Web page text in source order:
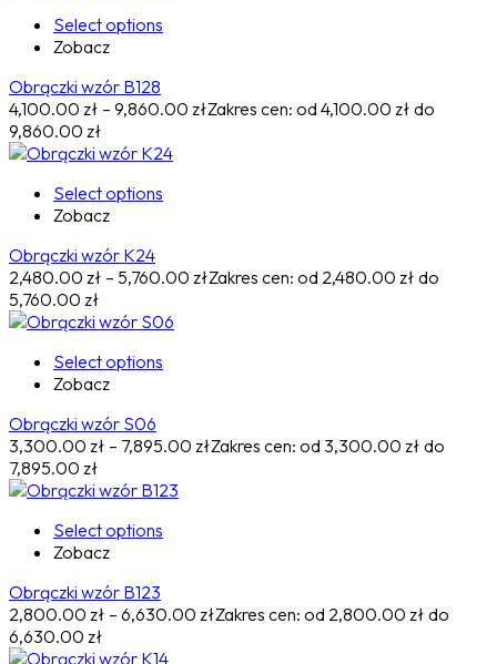
Select options
Zobacz
Obrączki wzór B128
4,100.00 zł – 9,860.00 złZakres cen: od 4,100.00 zł do
9,860.00 zł
Select options
Zobacz
Obrączki wzór K24
2,480.00 zł – 5,760.00 złZakres cen: od 2,480.00 zł do
5,760.00 zł
Select options
Zobacz
Obrączki wzór S06
3,300.00 zł – 7,895.00 złZakres cen: od 3,300.00 zł do
7,895.00 zł
Select options
Zobacz
Obrączki wzór B123
2,800.00 zł – 6,630.00 złZakres cen: od 2,800.00 zł do
6,630.00 zł